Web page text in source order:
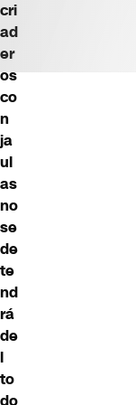
cri
ad
er
os
co
n
ja
ul
as
no
se
de
te
nd
rá
de
l
to
do